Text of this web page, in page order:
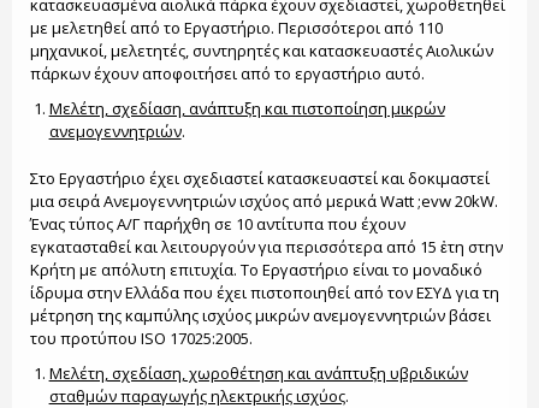
κατασκευασμένα αιολικά πάρκα έχουν σχεδιαστεί, χωροθετηθεί
με μελετηθεί από το Εργαστήριο. Περισσότεροι από 110
μηχανικοί, μελετητές, συντηρητές και κατασκευαστές Αιολικών
πάρκων έχουν αποφοιτήσει από το εργαστήριο αυτό.
Μελέτη, σχεδίαση, ανάπτυξη και πιστοποίηση μικρών
ανεμογεννητριών.
Στο Εργαστήριο έχει σχεδιαστεί κατασκευαστεί και δοκιμαστεί
μια σειρά Ανεμογεννητριών ισχύος από μερικά Watt ;evw 20kW.
Ένας τύπος Α/Γ παρήχθη σε 10 αντίτυπα που έχουν
εγκατασταθεί και λειτουργούν για περισσότερα από 15 ἐτη στην
Κρήτη με απόλυτη επιτυχία. Το Εργαστήριο είναι το μοναδικό
ίδρυμα στην Ελλάδα που έχει πιστοποιηθεί από τον ΕΣΥΔ για τη
μέτρηση της καμπύλης ισχύος μικρών ανεμογεννητριών βάσει
του προτύπου ISO 17025:2005.
Μελέτη, σχεδίαση, χωροθέτηση και ανάπτυξη υβριδικών
σταθμών παραγωγής ηλεκτρικής ισχύος.